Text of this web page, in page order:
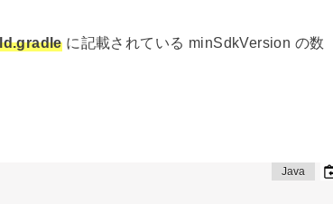
に記載されている minSdkVersion の数